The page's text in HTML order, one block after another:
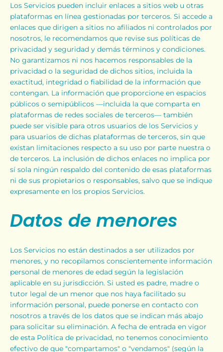
Los Servicios pueden incluir enlaces a sitios web u otras
plataformas en línea gestionadas por terceros. Si accede a
enlaces que dirigen a sitios no afiliados ni controlados por
nosotros, le recomendamos que revise sus políticas de
privacidad y seguridad y demás términos y condiciones.
No garantizamos ni nos hacemos responsables de la
privacidad o la seguridad de dichos sitios, incluida la
exactitud, integridad o fiabilidad de la información que
contengan. La información que proporcione en espacios
públicos o semipúblicos —incluida la que comparta en
plataformas de redes sociales de terceros— también
puede ser visible para otros usuarios de los Servicios y
para usuarios de dichas plataformas de terceros, sin que
existan limitaciones respecto a su uso por parte nuestra o
de terceros. La inclusión de dichos enlaces no implica por
sí sola ningún respaldo del contenido de esas plataformas
ni de sus propietarios o responsables, salvo que se indique
expresamente en los propios Servicios.
Datos de menores
Los Servicios no están destinados a ser utilizados por
menores, y no recopilamos conscientemente información
personal de menores de edad según la legislación
aplicable en su jurisdicción. Si usted es padre, madre o
tutor legal de un menor que nos haya facilitado su
información personal, puede ponerse en contacto con
nosotros a través de los datos que se indican más abajo
para solicitar su eliminación. A fecha de entrada en vigor
de esta Política de privacidad, no tenemos conocimiento
efectivo de que "compartamos" o "vendamos" (según la